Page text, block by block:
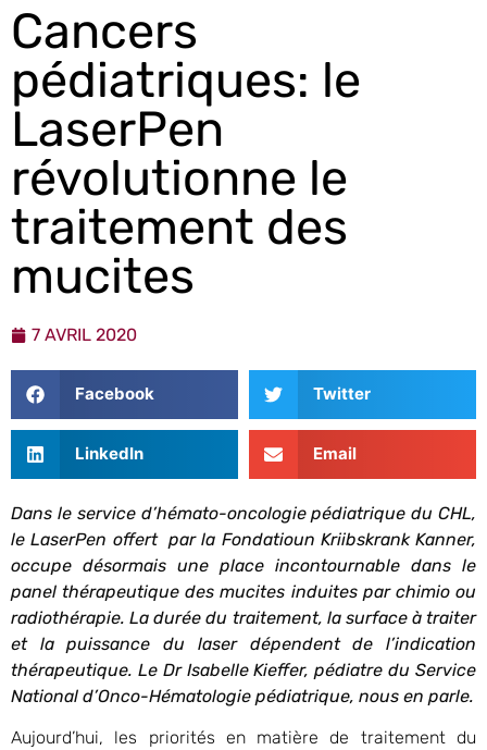
Cancers
pédiatriques: le
LaserPen
révolutionne le
traitement des
mucites
7 AVRIL 2020
Facebook Twitter
LinkedIn Email
Dans le service d’hémato-oncologie pédiatrique du CHL,
le LaserPen offert par la Fondatioun Kriibskrank Kanner,
occupe désormais une place incontournable dans le
panel thérapeutique des mucites induites par chimio ou
radiothérapie. La durée du traitement, la surface à traiter
et la puissance du laser dépendent de l’indication
thérapeutique. Le Dr Isabelle Kieffer, pédiatre du Service
National d’Onco-Hématologie pédiatrique, nous en parle.
Aujourd’hui, les priorités en matière de traitement du